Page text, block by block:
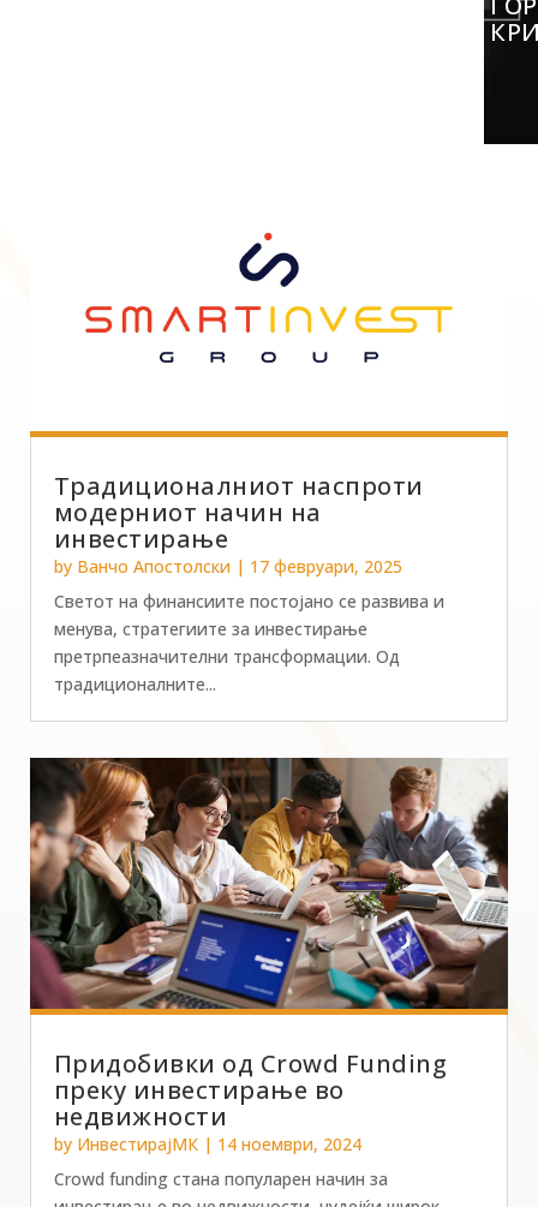
Традиционалниот наспроти
модерниот начин на
инвестирање
by Ванчо Апостолски| 17 февруари, 2025
Светот на финансиите постојано се развива и
менува, стратегиите за инвестирање
претрпеазначителни трансформации. Од
традиционалните...
Придобивки од Crowd Funding
преку инвестирање во
недвижности
by ИнвестирајМК| 14 ноември, 2024
Crowd funding стана популарен начин за